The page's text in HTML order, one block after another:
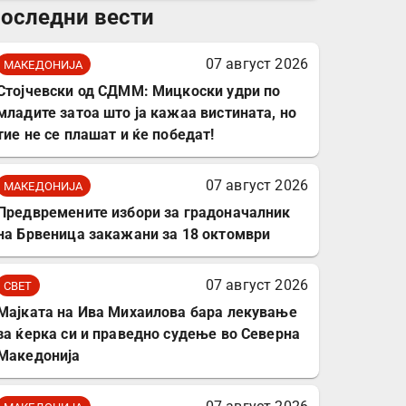
комплет за заштита на
вести
МАКЕДОНИЈА
07 август 2026
од СДММ: Мицкоски удри по
затоа што ја кажаа вистината, но
не се плашат и ќе победат!
МАКЕДОНИЈА
07 август 2026
избори за градоначалник
Брвеница закажани за 18 октомври
СВЕТ
07 август 2026
на Ива Михаилова бара лекување
ќерка си и праведно судење во Северна